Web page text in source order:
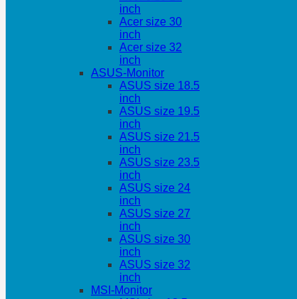
inch
Acer size 30
inch
Acer size 32
inch
ASUS-Monitor
ASUS size 18.5
inch
ASUS size 19.5
inch
ASUS size 21.5
inch
ASUS size 23.5
inch
ASUS size 24
inch
ASUS size 27
inch
ASUS size 30
inch
ASUS size 32
inch
MSI-Monitor